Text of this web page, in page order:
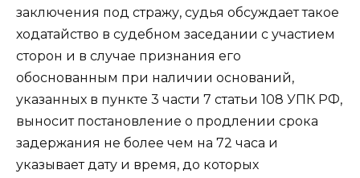
заключения под стражу, судья обсуждает такое
ходатайство в судебном заседании с участием
сторон и в случае признания его
обоснованным при наличии оснований,
указанных в пункте 3 части 7 статьи 108 УПК РФ,
выносит постановление о продлении срока
задержания не более чем на 72 часа и
указывает дату и время, до которых